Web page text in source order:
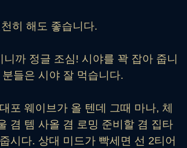
히 해도 좋습니다.
까 정글 조심! 시야를 꽉 잡아 줍니
들은 시야 잘 먹습니다.
포 웨이브가 올 텐데 그때 마나, 체
겸 템 사올 겸 로밍 준비할 겸 집타
시다. 상대 미드가 빡세면 선 2티어